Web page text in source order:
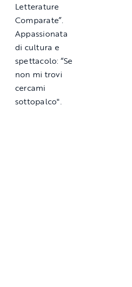
Letterature
Comparate”.
Appassionata
di cultura e
spettacolo: “Se
non mi trovi
cercami
sottopalco".